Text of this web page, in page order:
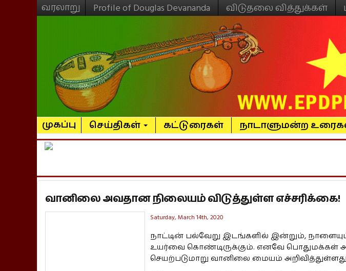
வரலாறு Profile of Douglas Devananda விடுதலை வித்துக்கள்
முகப்பு செய்திகள் கட்டுரைகள் நாடாளுமன்ற
வானிலை அவதான நிலையம் விடுத்துள்ள எச்சரிக்கை!
Saturday, March 14th, 2020
நாட்டின் பல்வேறு இடங்களில் இன்றும்,
உயர்வை கொண்டிருக்கும். எனவே பொதுமக்கள்
செயற்படுமாறு வானிலை மையம்